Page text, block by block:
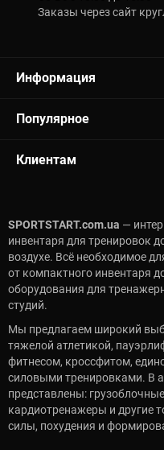
Заказы через сайт
Информация
Популярное
Клиентам
SPORTSTART.com.ua —
инвентаря для тренировок
воздухе. Всё необходимое
от компактного инвентаря
оборудования для
студий.
Мы предлагаем широкий
тяжелой атлетикой,
фитнесом, кроссфитом,
силовыми тренировками. В
представлены:
кардиотренажеры и другие
силы, похудения и